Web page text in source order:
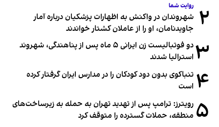
۲ روایت شما
شهروندان در واکنش به اظهارات پزشکیان درباره آمار
جاویدنامان، او را از عاملان کشتار خواندند
۳
دو فوتبالیست زن ایرانی ۵ ماه پس از پناهندگی، شهروند
استرالیا شدند
۴ تنباکوی بدون دود کودکان را در مدارس ایران گرفتار کرده
است
۵ رویترز: ترامپ پس از تهدید تهران به حمله به زیرساخت‌های
منطقه، حملات گسترده را متوقف کرد